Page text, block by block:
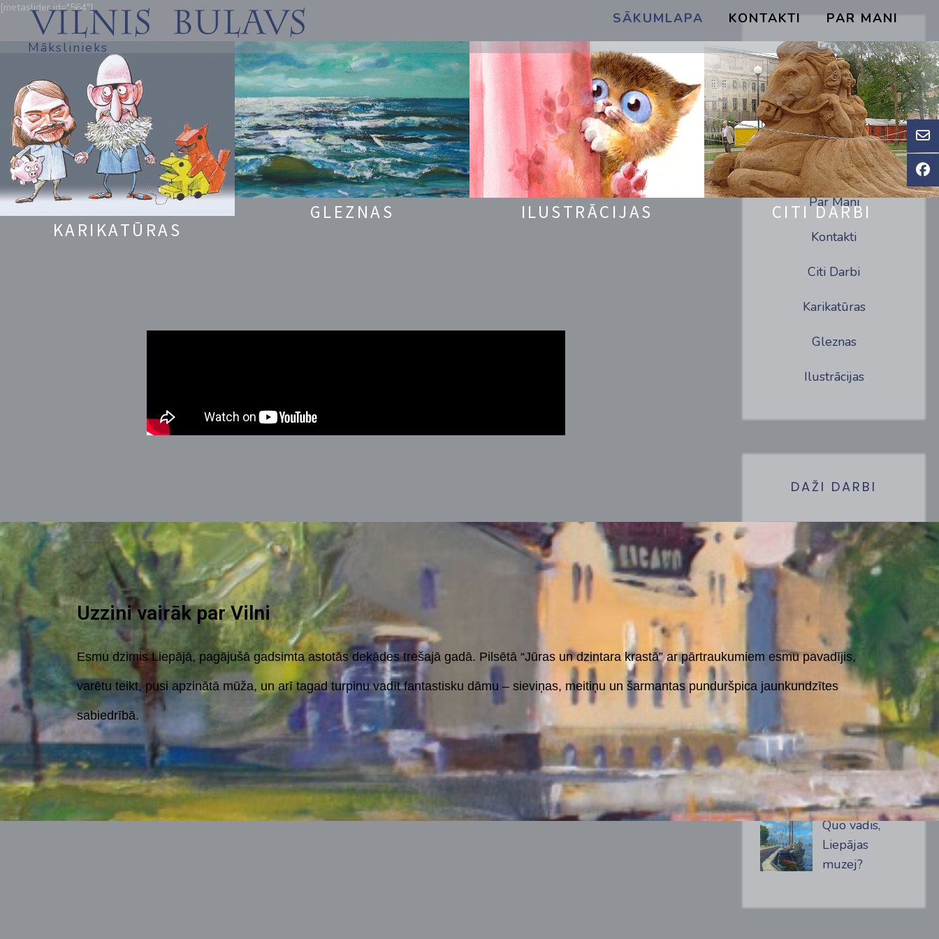
Mākslinieks
SĀKUMLAPA KONTAKTI PAR MANI
[metaslider id="564"]
KARIKATŪRAS
GLEZNAS ILUSTRĀCIJAS CITI DARBI
Uzzini vairāk par Vilni
Esmu dzimis Liepājā, pagājušā gadsimta astotās dekādes trešajā gadā. Pilsētā “Jūras un dzintara krastā” ar pārtraukumiem esmu pavadījis,
varētu teikt, pusi apzinātā mūža, un arī tagad turpinu vadīt fantastisku dāmu – sieviņas, meitiņu un šarmantas punduršpica jaunkundzītes
sabiedrībā.
Par Mani
Kontakti
Citi Darbi
Karikatūras
Gleznas
Ilustrācijas
DAŽI DARBI
PĒDĒJĀS ZIŅAS
IZSTĀDE
Quo vadis,
Liepājas
muzej?